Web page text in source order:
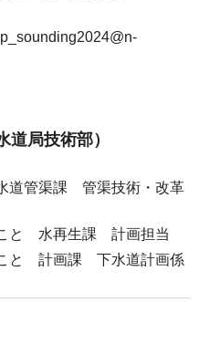
局技術部）
道管渠課 管渠技術・改革
と 水再生課 計画担当
と 計画課 下水道計画係